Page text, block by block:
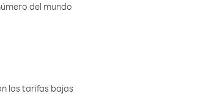
del mundo
las tarifas bajas